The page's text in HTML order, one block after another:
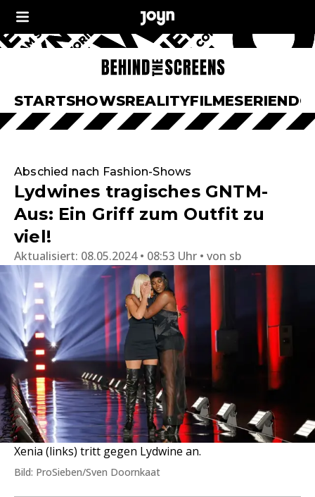
STARTSHOWSREALITYFILMESERIEN
Abschied nach Fashion-Shows
Lydwines tragisches GNTM-
Aus: Ein Griff zum Outfit zu
viel!
Aktualisiert: 08.05.2024 • 08:53 Uhr von sb
Xenia (links) tritt gegen Lydwine an.
Bild: ProSieben/Sven Doornkaat